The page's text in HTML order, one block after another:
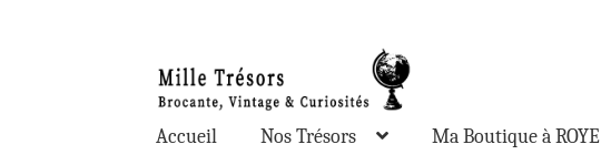
à
la
navigation
au
contenu
Accueil Nos Trésors Ma Boutique à ROYE